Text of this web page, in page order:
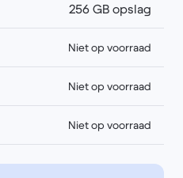
256 GB opslag
Niet op voorraad
Niet op voorraad
Niet op voorraad